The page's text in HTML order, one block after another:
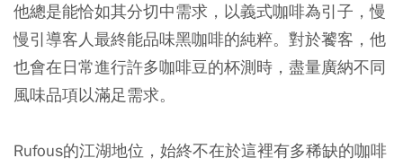
他總是能恰如其分切中需求，以義式咖啡為引子，慢
慢引導客人最終能品味黑咖啡的純粹。對於饕客，他
也會在日常進行許多咖啡豆的杯測時，盡量廣納不同
風味品項以滿足需求。
Rufous的江湖地位，始終不在於這裡有多稀缺的咖啡